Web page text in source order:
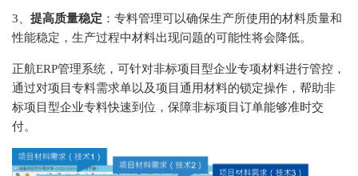
3、 提高质量稳定 ：专料管理可以确保生产所使用的材料质量和
性能稳定，生产过程中材料出现问题的可能性将会降低。
正航ERP管理系统，可针对非标项目型企业专项材料进行管控，
通过对项目专料需求单以及项目通用材料的锁定操作，帮助非
标项目型企业专料快速到位，保障非标项目订单能够准时交
付。